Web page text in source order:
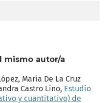
mismo autor/a
María De La Cruz
Castro Lino, Estudio
y cuantitativo) de